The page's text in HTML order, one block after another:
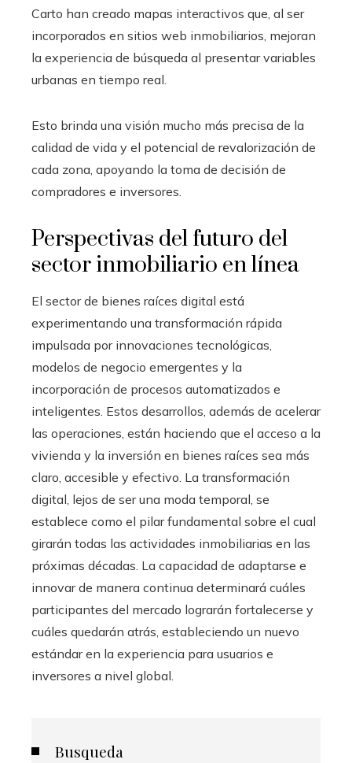
Carto han creado mapas interactivos que, al ser
incorporados en sitios web inmobiliarios, mejoran
la experiencia de búsqueda al presentar variables
urbanas en tiempo real.
Esto brinda una visión mucho más precisa de la
calidad de vida y el potencial de revalorización de
cada zona, apoyando la toma de decisión de
compradores e inversores.
Perspectivas del futuro del
sector inmobiliario en línea
El sector de bienes raíces digital está
experimentando una transformación rápida
impulsada por innovaciones tecnológicas,
modelos de negocio emergentes y la
incorporación de procesos automatizados e
inteligentes. Estos desarrollos, además de acelerar
las operaciones, están haciendo que el acceso a la
vivienda y la inversión en bienes raíces sea más
claro, accesible y efectivo. La transformación
digital, lejos de ser una moda temporal, se
establece como el pilar fundamental sobre el cual
girarán todas las actividades inmobiliarias en las
próximas décadas. La capacidad de adaptarse e
innovar de manera continua determinará cuáles
participantes del mercado lograrán fortalecerse y
cuáles quedarán atrás, estableciendo un nuevo
estándar en la experiencia para usuarios e
inversores a nivel global.
Busqueda